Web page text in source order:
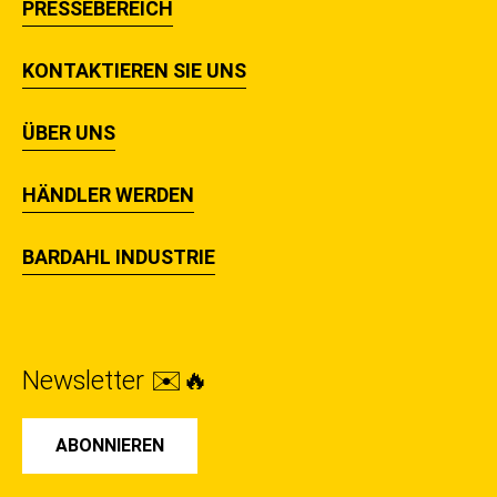
PRESSEBEREICH
KONTAKTIEREN SIE UNS
ÜBER UNS
HÄNDLER WERDEN
BARDAHL INDUSTRIE
Newsletter ✉️🔥
ABONNIEREN